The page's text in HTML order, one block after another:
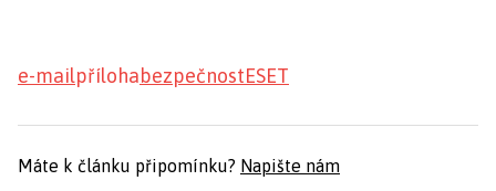
e-mailpřílohabezpečnostESET
Máte k článku připomínku? Napište nám